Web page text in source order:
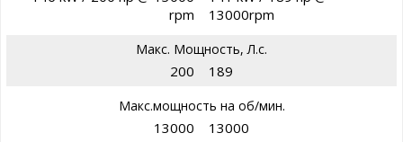
rpm
13000rpm
Макс. Мощность, Л.с.
200 189
Макс.мощность на об/мин.
13000 13000